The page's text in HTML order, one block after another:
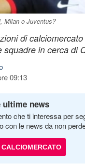
Milan o Juventus?
di
squadre in cerca di
09:13
ultime news
che ti interessa per
con le news da non
CALCIOMERCATO